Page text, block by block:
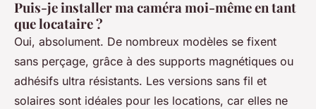
Puis-je installer ma caméra moi-même en tant
que locataire ?
Oui, absolument. De nombreux modèles se fixent
sans perçage, grâce à des supports magnétiques ou
adhésifs ultra résistants. Les versions sans fil et
solaires sont idéales pour les locations, car elles ne